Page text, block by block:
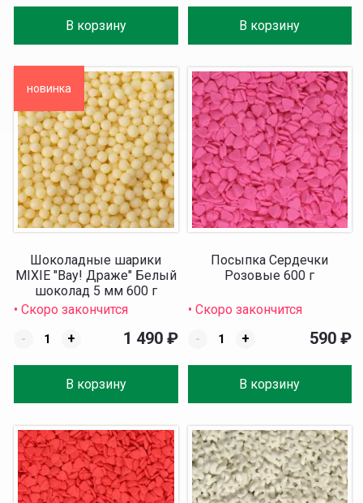
В корзину В корзину
новинка
Шоколадные шарики
MIXIE "Вау! Драже" Белый
шоколад 5 мм 600 г
• Скоро закончится
-
+
В корзину
1 490 ₽
Посыпка Сердечки
Розовые 600 г
• Скоро закончится
-
+
В корзину
590 ₽